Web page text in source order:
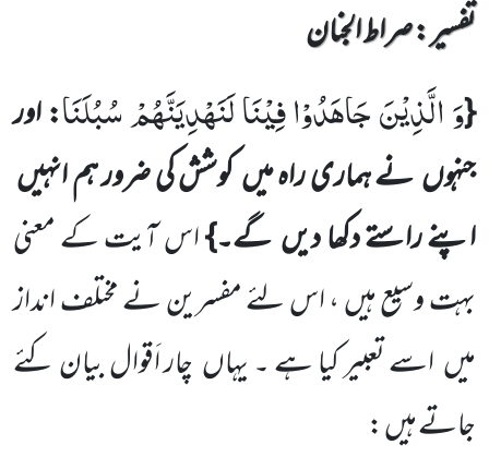
تفسیر : ‎صراط الجنان
{وَ الَّذِیْنَ جَاهَدُوْا فِیْنَا لَنَهْدِیَنَّهُمْ سُبُلَنَا: اور
جنہوںنے ہماری راہ میںکوشش کی ضرور ہم انہیں
اپنے راستے دکھا دیںگے۔}اس آیت کے معنی
بہت وسیع ہیں ، اس لئے مفسرین نے مختلف انداز
میںاسے تعبیر کیا ہے ۔ یہاں چار اَقوال بیان کئے
جاتے ہیں :